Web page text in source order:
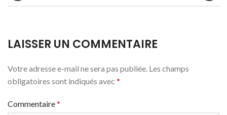
LAISSER UN COMMENTAIRE
Votre adresse e-mail ne sera pas publiée. Les champs
obligatoires sont indiqués avec *
Commentaire*